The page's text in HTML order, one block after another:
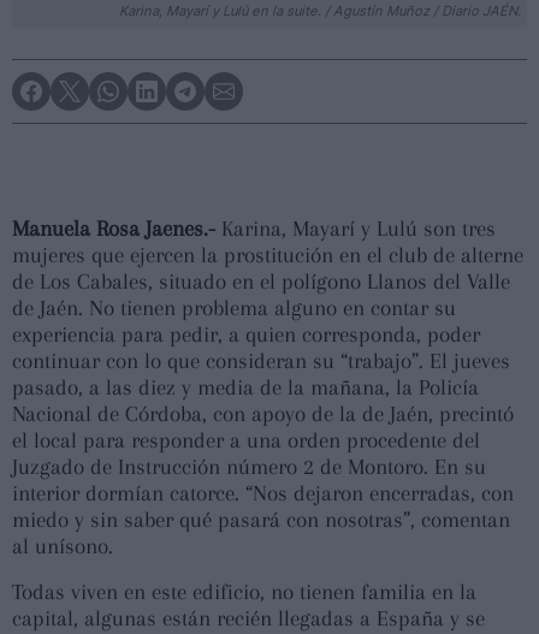
Karina, Mayarí y Lulú en la suite. / Agustín Muñoz / Diario JAÉN.
Manuela Rosa Jaenes.- Karina, Mayarí y Lulú son tres
mujeres que ejercen la prostitución en el club de alterne
de Los Cabales, situado en el polígono Llanos del Valle
de Jaén. No tienen problema alguno en contar su
experiencia para pedir, a quien corresponda, poder
continuar con lo que consideran su “trabajo”. El jueves
pasado, a las diez y media de la mañana, la Policía
Nacional de Córdoba, con apoyo de la de Jaén, precintó
el local para responder a una orden procedente del
Juzgado de Instrucción número 2 de Montoro. En su
interior dormían catorce. “Nos dejaron encerradas, con
miedo y sin saber qué pasará con nosotras”, comentan
al unísono.
Todas viven en este edificio, no tienen familia en la
capital, algunas están recién llegadas a España y se